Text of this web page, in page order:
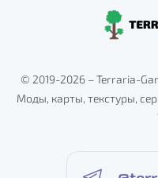
© 2019-2026 – Terraria-
Моды, карты, текстуры,